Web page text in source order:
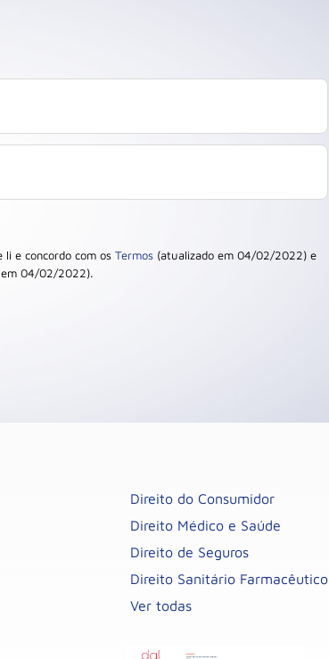
li e concordo com os Termos (atualizado em 04/02/2022) e
em 04/02/2022).
Direito do Consumidor
Direito Médico e Saúde
Direito de Seguros
Direito Sanitário Farmacêutico
Ver todas